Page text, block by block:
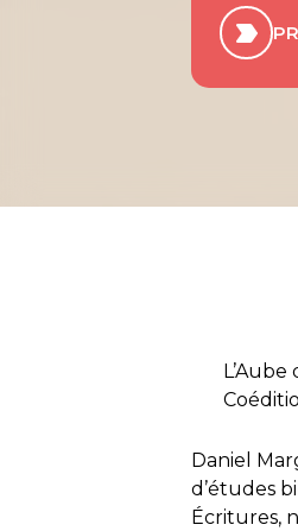
Daniel
d’études
Écritures,